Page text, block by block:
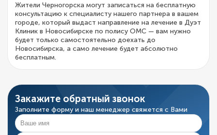
Жители Черногорска могут записаться на бесплатную
консультацию к специалисту нашего партнера в вашем
городе, который выдаст направление на лечение в Дуэт
Клиник в Новосибирске по полису ОМС — вам нужно
будет только самостоятельно доехать до
Новосибирска, а само лечение будет абсолютно
бесплатным.
Закажите обратный звонок
Заполните форму и наш менеджер свяжется с Вами